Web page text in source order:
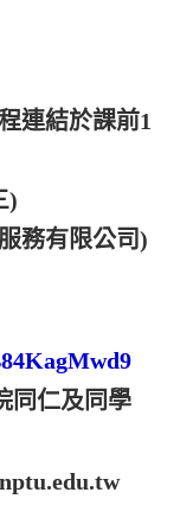
連結於課前1
)
務有限公司)
同仁及同學